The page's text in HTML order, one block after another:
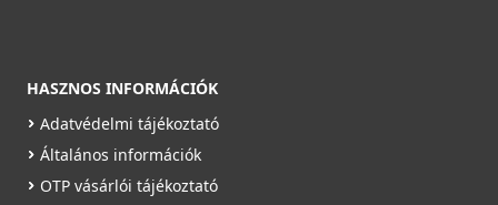
HASZNOS INFORMÁCIÓK
Adatvédelmi tájékoztató
Általános információk
OTP vásárlói tájékoztató